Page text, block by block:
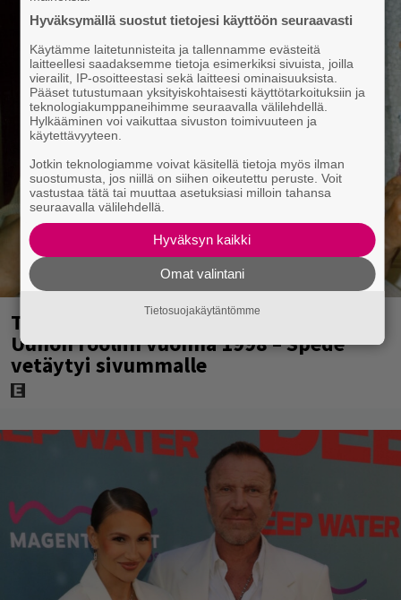
Tänään tv:ssä: Vesa-Matti Loiri palasi
Uunon rooliin vuonna 1998 – Spede
vetäytyi sivummalle
Hyväksymällä suostut tietojesi käyttöön seuraavasti
Käytämme laitetunnisteita ja tallennamme evästeitä
laitteellesi saadaksemme tietoja esimerkiksi sivuista, joilla
vierailit, IP-osoitteestasi sekä laitteesi ominaisuuksista.
Pääset tutustumaan yksityiskohtaisesti käyttötarkoituksiin ja
teknologiakumppaneihimme seuraavalla välilehdellä.
Hylkääminen voi vaikuttaa sivuston toimivuuteen ja
käytettävyyteen.
Jotkin teknologiamme voivat käsitellä tietoja myös ilman
suostumusta, jos niillä on siihen oikeutettu peruste. Voit
vastustaa tätä tai muuttaa asetuksiasi milloin tahansa
seuraavalla välilehdellä.
Hyväksyn kaikki
Omat valintani
Tietosuojakäytäntömme